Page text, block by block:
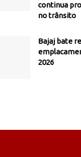
continua
no trânsito
Bajaj bate
2026